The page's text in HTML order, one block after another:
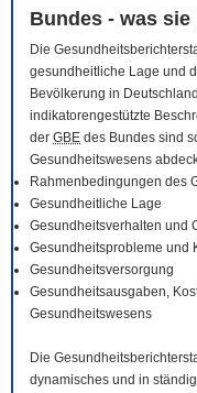
Bundes - was sie
Die
gesundheitliche Lage und
Bevölkerung in
indikatorengestützte
der GBE des Bundes sind
Gesundheitswesens
Rahmenbedingungen des
Gesundheitliche Lage
Gesundheitsverhalten und
Gesundheitsprobleme und
Gesundheitsversorgung
Gesundheitsausgaben,
Gesundheitswesens
Die
dynamisches und in